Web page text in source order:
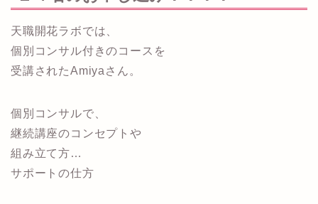
天職開花ラボでは、
個別コンサル付きのコースを
受講されたAmiyaさん。
個別コンサルで、
継続講座のコンセプトや
組み立て方…
サポートの仕方